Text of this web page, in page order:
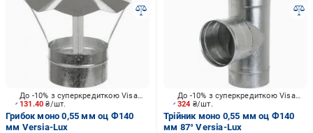
131.40₴/шт.
До -10% з суперкредиткою Visa Вигода
Грибок моно 0,55 мм оц Ф140
мм Versia-Lux
324 ₴/шт.
До -10% з суперкредиткою Visa Вигода
Трійник моно 0,55 мм оц Ф140
мм 87° Versia-Lux